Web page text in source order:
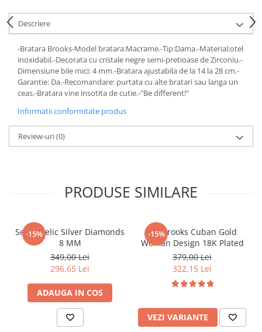
Descriere
-Bratara Brooks-Model bratara:Macrame.-Tip:Dama.-Material:otel
inoxidabil.-Decorata cu cristale negre semi-pretioase de Zirconiu.-
Dimensiune bile mici: 4 mm.-Bratara ajustabila de la 14 la 28 cm.-
Garantie: Da.-Recomandare: purtata cu alte bratari sau langa un
ceas.-Bratara vine insotita de cutie.-"Be different!"
Informatii conformitate produs
Review-uri(0)
PRODUSE SIMILARE
-15%
Set Angelic Silver Diamonds
8 MM
349,00 Lei
296,65 Lei
ADAUGA IN COS
-15%
Set Brooks Cuban Gold
Woman Design 18K Plated
379,00 Lei
322,15 Lei
VEZI VARIANTE